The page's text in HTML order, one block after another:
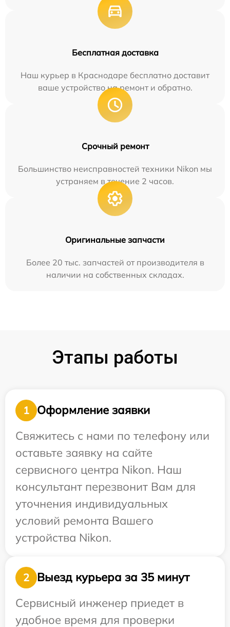
Бесплатная доставка
Наш курьер в Краснодаре бесплатно доставит
ваше устройство на ремонт и обратно.
Срочный ремонт
Большинство неисправностей техники Nikon мы
устраняем в течение 2 часов.
Оригинальные запчасти
Более 20 тыс. запчастей от производителя в
наличии на собственных складах.
Этапы работы
1
Оформление заявки
Свяжитесь с нами по телефону или
оставьте заявку на сайте
сервисного центра Nikon. Наш
консультант перезвонит Вам для
уточнения индивидуальных
условий ремонта Вашего
устройства Nikon.
2
Выезд курьера за 35 минут
Сервисный инженер приедет в
удобное время для проверки